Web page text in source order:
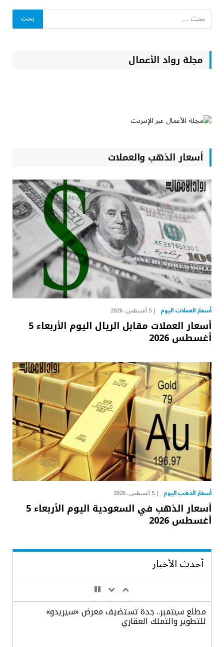
مجلة رواد الأعمال
أسعار الذهب والعملات
أسعار العملات اليوم 5 أغسطس، 2026
أسعار العملات مقابل الريال اليوم الأربعاء 5
أغسطس 2026
أسعار الذهب اليوم 5 أغسطس، 2026
أسعار الذهب في السعودية اليوم الأربعاء 5
أغسطس 2026
أحدث الأخبار
مطلع سبتمبر.. جدة تستضيف معرض «سيريدو»
للتطوير والتملك العقاري